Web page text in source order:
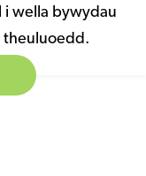
wella bywydau
theuluoedd.